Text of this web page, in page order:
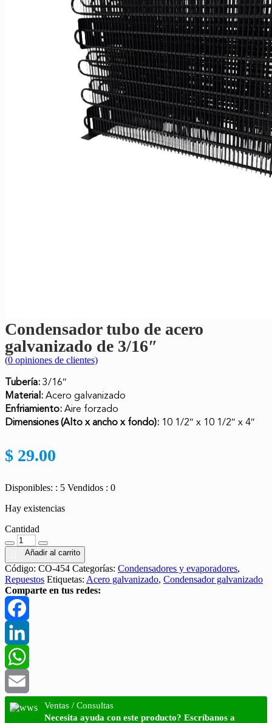
Condensador tubo de acero
galvanizado de 3/16″
(0 opiniones de clientes)
Tubería:3/16″
Material:Acero galvanizado
Enfriamiento:Aire forzado
Dimensiones (Alto x ancho x fondo): 10 1/2″ x 10 1/2″ x 4″
$ 29.00
Disponibles: : 5 Vendidos : 0
Hay existencias
Cantidad
Añadir al carrito
Código: CO-454 Categorías: Condensadores y evaporadores,
Repuestos Etiquetas: Acero galvanizado, Condensador galvanizado
Comparte en tus redes:
Facebook
LinkedIn
WhatsApp
Email
Ventas / Consultas
Necesita ayuda con este producto? Escríbanos a